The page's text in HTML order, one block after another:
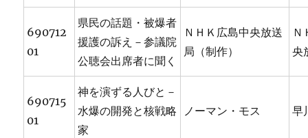
690712
01
県民の話題・被爆者
援護の訴え－参議院
公聴会出席者に聞く
ＮＨＫ広島中央放送
局（制作）
Ｎ
央
690715
01
神を演ずる人びと－
水爆の開発と核戦略
家
ノーマン・モス 早